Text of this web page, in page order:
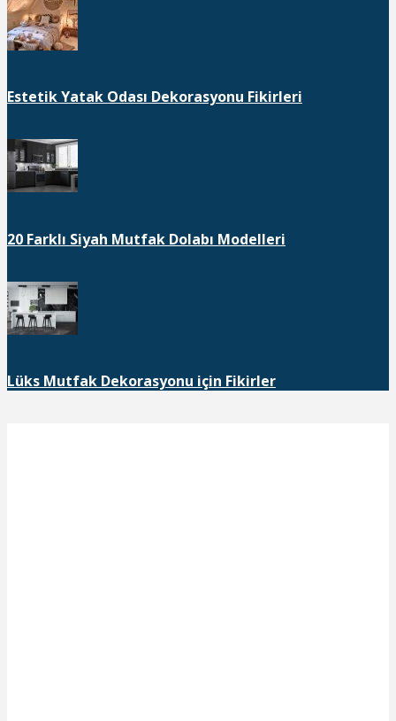
Estetik Yatak Odası Dekorasyonu Fikirleri
20 Farklı Siyah Mutfak Dolabı Modelleri
Lüks Mutfak Dekorasyonu için Fikirler